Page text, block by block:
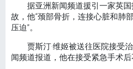
据亚洲新闻频道援引一家英
故，他“颈部骨折，连接心脏和肺
压迫”。
贾斯汀·维姬被送往医院接受
闻频道报道，他在接受紧急手术后